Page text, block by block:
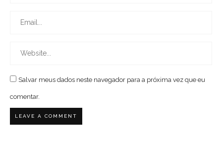
Salvar meus dados neste navegador para a próxima vez que eu
comentar.